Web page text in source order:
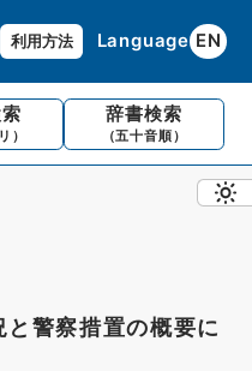
利用方法 Language EN
）
辞書検索
（五十音順）
警察措置の概要に